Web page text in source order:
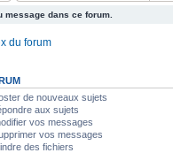
message dans ce forum.
du forum
de nouveaux sujets
aux sujets
vos messages
vos messages
des fichiers